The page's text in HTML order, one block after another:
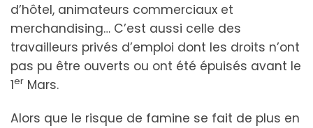
d’hôtel, animateurs commerciaux et
merchandising… C’est aussi celle des
travailleurs privés d’emploi dont les droits n’ont
pas pu être ouverts ou ont été épuisés avant le
1er Mars.
Alors que le risque de famine se fait de plus en